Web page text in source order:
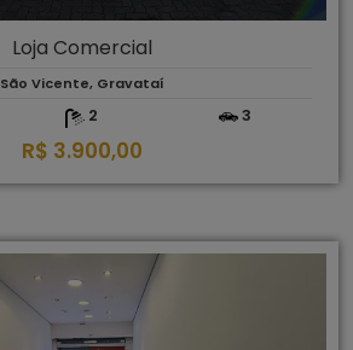
Loja Comercial
São Vicente, Gravataí
2 3
R$ 3.900,00